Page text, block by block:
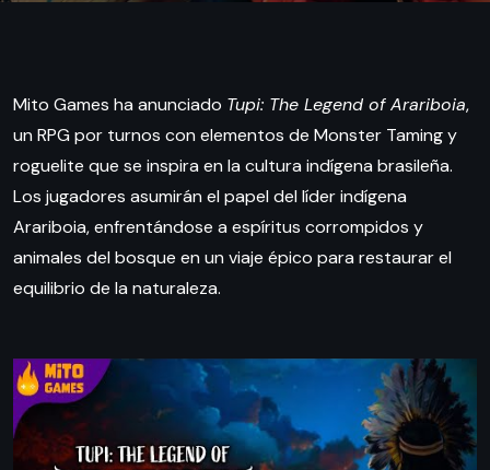
Mito Games ha anunciado Tupi: The Legend of Arariboia,
un RPG por turnos con elementos de Monster Taming y
roguelite que se inspira en la cultura indígena brasileña.
Los jugadores asumirán el papel del líder indígena
Arariboia, enfrentándose a espíritus corrompidos y
animales del bosque en un viaje épico para restaurar el
equilibrio de la naturaleza.